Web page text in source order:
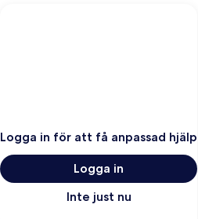
Logga in för att få anpassad hjälp
Logga in
Inte just nu